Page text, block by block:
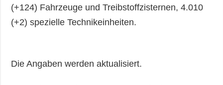
(+124) Fahrzeuge und Treibstoffzisternen, 4.010
(+2) spezielle Technikeinheiten.
Die Angaben werden aktualisiert.